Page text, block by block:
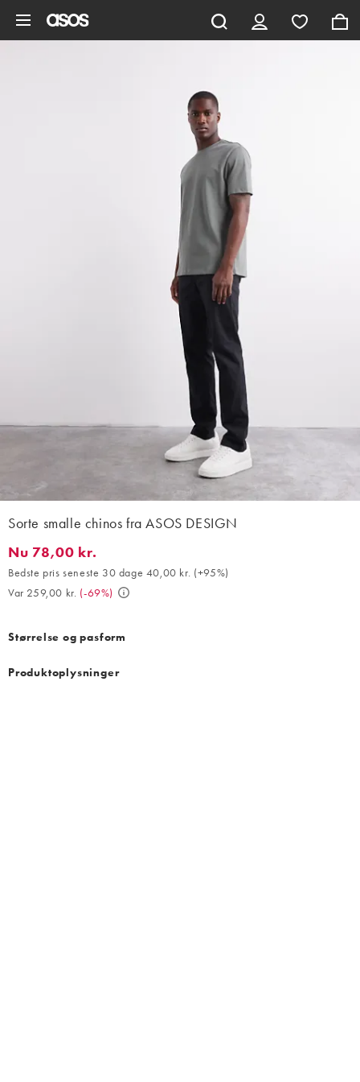
Sorte smalle chinos fra ASOS DESIGN
Nu 78,00 kr.. Bedste pris seneste 30 dage 40,00 kr. (+95%).
Nu 78,00 kr.
Bedste pris seneste 30 dage 40,00 kr. (+95%)
Var 259,00 kr. (-69%)
Størrelse og pasform
Produktoplysninger